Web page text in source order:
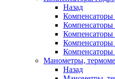
Назад
Компенсаторы
Компенсаторы
Компенсаторы
Компенсаторы
Компенсаторы
Манометры,
Назад